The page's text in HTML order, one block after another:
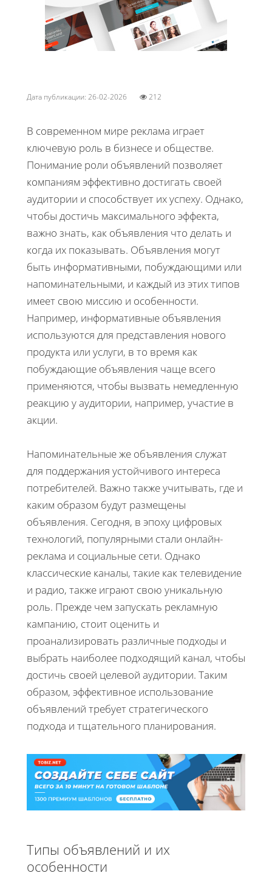
Дата публикации: 26-02-2026 212
В современном мире реклама играет
ключевую роль в бизнесе и обществе.
Понимание роли объявлений позволяет
компаниям эффективно достигать своей
аудитории и способствует их успеху. Однако,
чтобы достичь максимального эффекта,
важно знать, как объявления что делать и
когда их показывать. Объявления могут
быть информативными, побуждающими или
напоминательными, и каждый из этих типов
имеет свою миссию и особенности.
Например, информативные объявления
используются для представления нового
продукта или услуги, в то время как
побуждающие объявления чаще всего
применяются, чтобы вызвать немедленную
реакцию у аудитории, например, участие в
акции.
Напоминательные же объявления служат
для поддержания устойчивого интереса
потребителей. Важно также учитывать, где и
каким образом будут размещены
объявления. Сегодня, в эпоху цифровых
технологий, популярными стали онлайн-
реклама и социальные сети. Однако
классические каналы, такие как телевидение
и радио, также играют свою уникальную
роль. Прежде чем запускать рекламную
кампанию, стоит оценить и
проанализировать различные подходы и
выбрать наиболее подходящий канал, чтобы
достичь своей целевой аудитории. Таким
образом, эффективное использование
объявлений требует стратегического
подхода и тщательного планирования.
Типы объявлений и их
особенности